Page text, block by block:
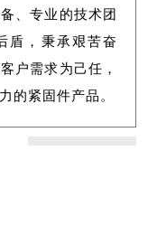
、专业的技术团
盾，秉承艰苦奋
户需求为己任，
的紧固件产品。